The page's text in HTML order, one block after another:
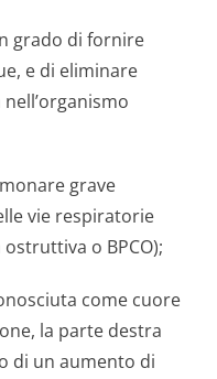
grado di fornire
e di eliminare
grave
vie respiratorie
o BPCO);
come cuore
la parte destra
di un aumento di